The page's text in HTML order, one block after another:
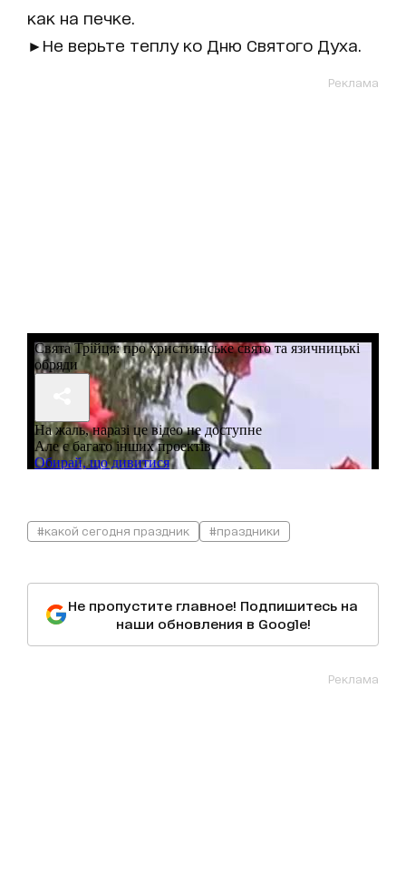
как на печке.
►Не верьте теплу ко Дню Святого Духа.
Реклама
#какой сегодня праздник #праздники
Не пропустите главное! Подпишитесь на
наши обновления в Google!
Реклама